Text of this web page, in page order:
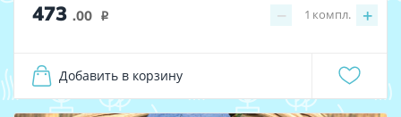
473 .00 i − +
1 компл.
Добавить в корзину